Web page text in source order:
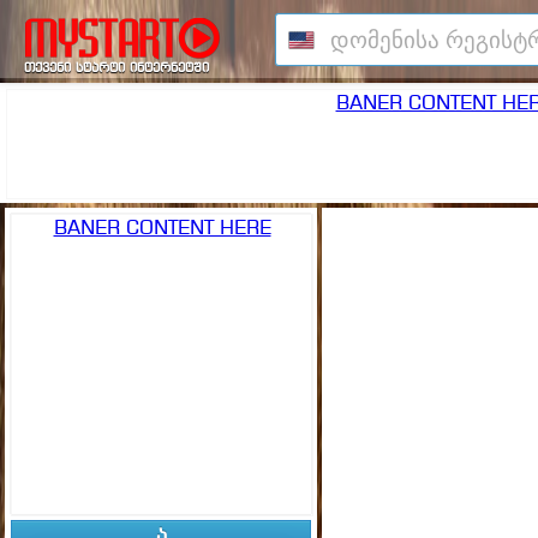
თქვენი სტარტი ინტერნეტში
BANER CONTENT
BANER CONTENT HERE